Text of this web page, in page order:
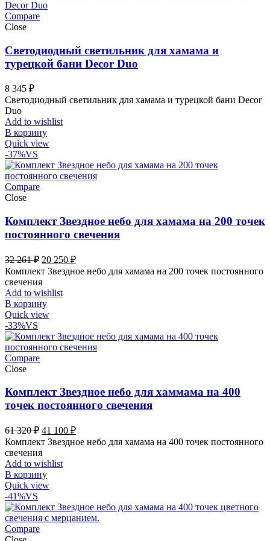
Compare
Close
Светодиодный светильник для хамама и
турецкой бани Decor Duo
8 345 ₽
Светодиодный светильник для хамама и турецкой бани Decor
Duo
Add to wishlist
В корзину
Quick view
-37%VS
Compare
Close
Комплект Звездное небо для хамама на 200 точек
постоянного свечения
32 261₽ Первоначальная
цена
составляла
32
261 ₽.
20 250 ₽Текущая
цена:
Комплект Звездное небо для хамама на 200 точек постоянного
свечения
Add to wishlist
В корзину
Quick view
-33%VS
Compare
Close
Комплект Звездное небо для хаммама на 400
точек постоянного свечения
61 320₽ Первоначальная
цена
составляла
61
320 ₽.
41 100 ₽Текущая
цена:
Комплект Звездное небо для хамама на 400 точек постоянного
свечения
Add to wishlist
В корзину
Quick view
-41%VS
Compare